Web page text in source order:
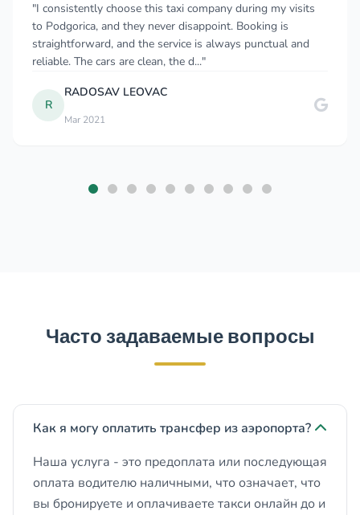
this taxi company during my visits
never disappoint. Booking is
the service is always punctual and
clean, the d..."
"great car service
called this
the morning, i had
Joe G
Часто задаваемые вопросы
Как я могу оплатить трансфер из аэропорта?
Наша услуга - это предоплата или последующая
оплата водителю наличными, что означает, что
вы бронируете и оплачиваете такси онлайн до и